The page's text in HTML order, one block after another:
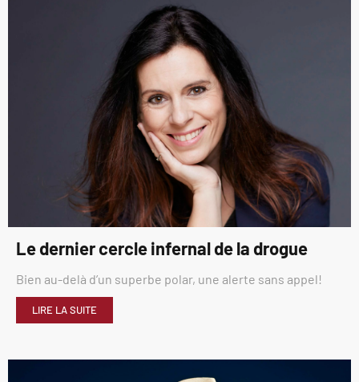
Le dernier cercle infernal de la drogue
Bien au-delà d’un superbe polar, une alerte sans appel!
LIRE LA SUITE